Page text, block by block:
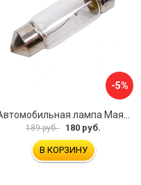
-5%
189 руб. 180 руб.
В КОРЗИНУ